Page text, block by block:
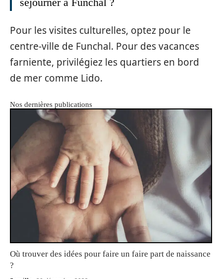
Pour les visites culturelles, optez pour le
centre-ville de Funchal. Pour des vacances
farniente, privilégiez les quartiers en bord
de mer comme Lido.
Nos dernières publications
Où trouver des idées pour faire un faire part de naissance
?